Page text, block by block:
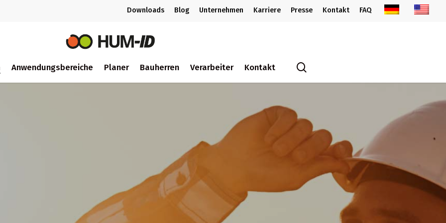
Downloads Blog Unternehmen Karriere Presse Kontakt FAQ
Anwendungsbereiche Planer Bauherren Verarbeiter Kontakt